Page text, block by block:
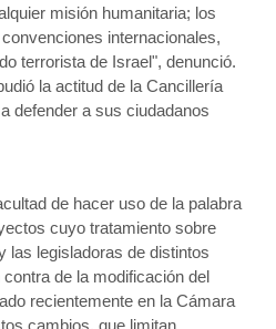
misión humanitaria; los
internacionales,
terrorista de Israel", denunció.
la actitud de la Cancillería
defender a sus ciudadanos
de hacer uso de la palabra
cuyo tratamiento sobre
las legisladoras de distintos
de la modificación del
recientemente en la Cámara